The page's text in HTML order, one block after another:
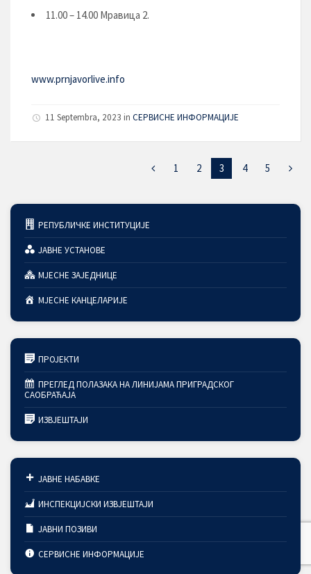
11.00 – 14.00 Мравица 2.
www.prnjavorlive.info
11 Septembra, 2023 in СЕРВИСНЕ ИНФОРМАЦИЈЕ
1 2 3 4 5
РЕПУБЛИЧКЕ ИНСТИТУЦИЈЕ
ЈАВНЕ УСТАНОВЕ
МЈЕСНЕ ЗАЈЕДНИЦЕ
МЈЕСНЕ КАНЦЕЛАРИЈЕ
ПРОЈЕКТИ
ПРЕГЛЕД ПОЛАЗАКА НА ЛИНИЈАМА ПРИГРАДСКОГ
САОБРАЋАЈА
ИЗВЈЕШТАЈИ
ЈАВНЕ НАБАВКЕ
ИНСПЕКЦИЈСКИ ИЗВЈЕШТАЈИ
ЈАВНИ ПОЗИВИ
СЕРВИСНЕ ИНФОРМАЦИЈЕ